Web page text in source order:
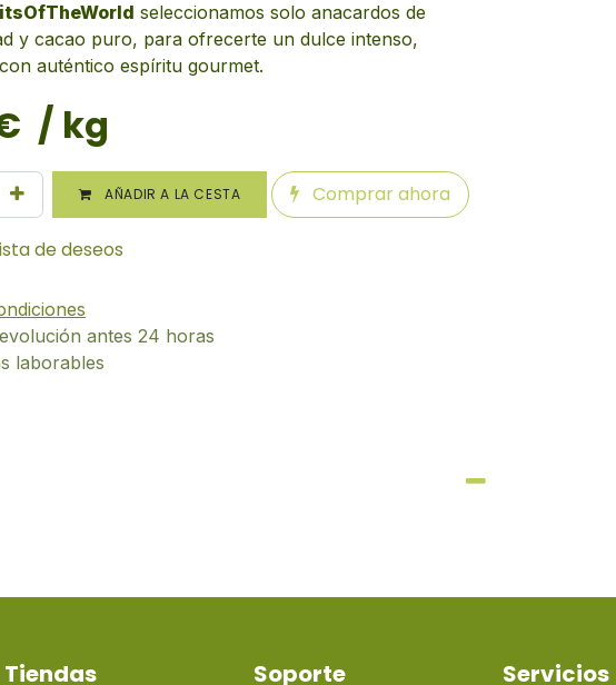
seleccionamos solo anacardos de
y cacao puro, para ofrecerte un dulce intenso,
auténtico espíritu gourmet.
/ kg
AÑADIR A LA CESTA Comprar ahora
de deseos
antes 24 horas
laborables
Tiendas Soporte Servicios